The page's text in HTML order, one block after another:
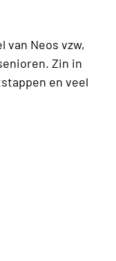
van Neos vzw,
Zin in
en veel
Adinkerke